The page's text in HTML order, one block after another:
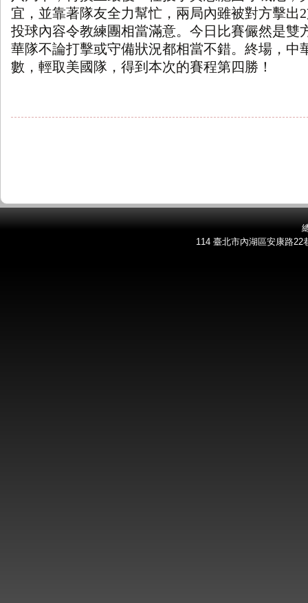
宜，並靠著隊友全力幫忙，兩局內雖被對方擊出2
投球內容令教練團相當滿意。今日比賽儼然是雙
華隊不論打擊或守備狀況都相當不錯。終場，中
數，輕取美國隊，得到本次的賽程第四勝！
114 臺北市內湖區安康路22